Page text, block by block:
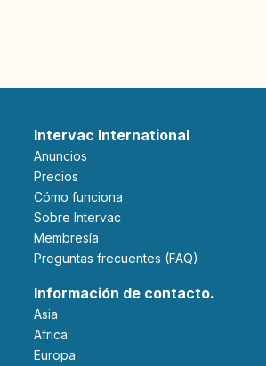
Intervac International
Anuncios
Precios
Cómo funciona
Sobre Intervac
Membresía
Preguntas frecuentes (FAQ)
Información de contacto.
Asia
Africa
Europa